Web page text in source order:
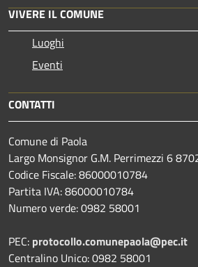
VIVERE IL COMUNE
Luoghi
Eventi
CONTATTI
Comune di Paola
Largo Monsignor G.M. Perrimezzi 6
Codice Fiscale: 86000010784
Partita IVA: 86000010784
Numero verde: 0982 58001
PEC: protocollo.comunepaola@pec.it
Centralino Unico: 0982 58001